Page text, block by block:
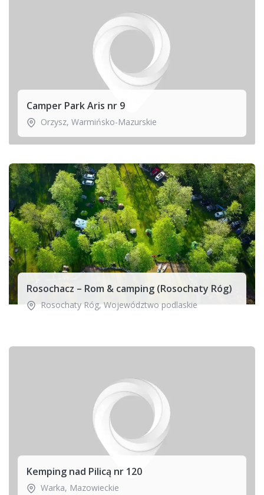
Camper Park Aris nr 9
Orzysz, Warmińsko-Mazurskie
Rosochacz – Rom & camping (Rosochaty Róg)
Rosochaty Róg, Województwo podlaskie
Kemping nad Pilicą nr 120
Warka, Mazowieckie